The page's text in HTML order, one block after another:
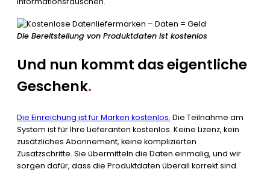
Die Bereitstellung von Produktdaten ist kostenlos
Und nun kommt das eigentliche
Geschenk.
Die Einreichung ist für Marken kostenlos. Die Teilnahme am
System ist für Ihre Lieferanten kostenlos. Keine Lizenz, kein
zusätzliches Abonnement, keine komplizierten
Zusatzschritte. Sie übermitteln die Daten einmalig, und wir
sorgen dafür, dass die Produktdaten überall korrekt sind.